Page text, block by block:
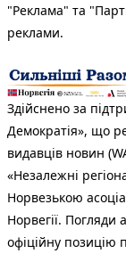
"Реклама" та
реклами.
Здійснено за
Демократія», що
видавців новин
«Незалежні
Норвезькою
Норвегії. Погляди
офіційну позицію